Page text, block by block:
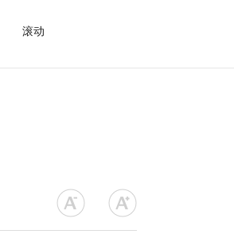
滚动